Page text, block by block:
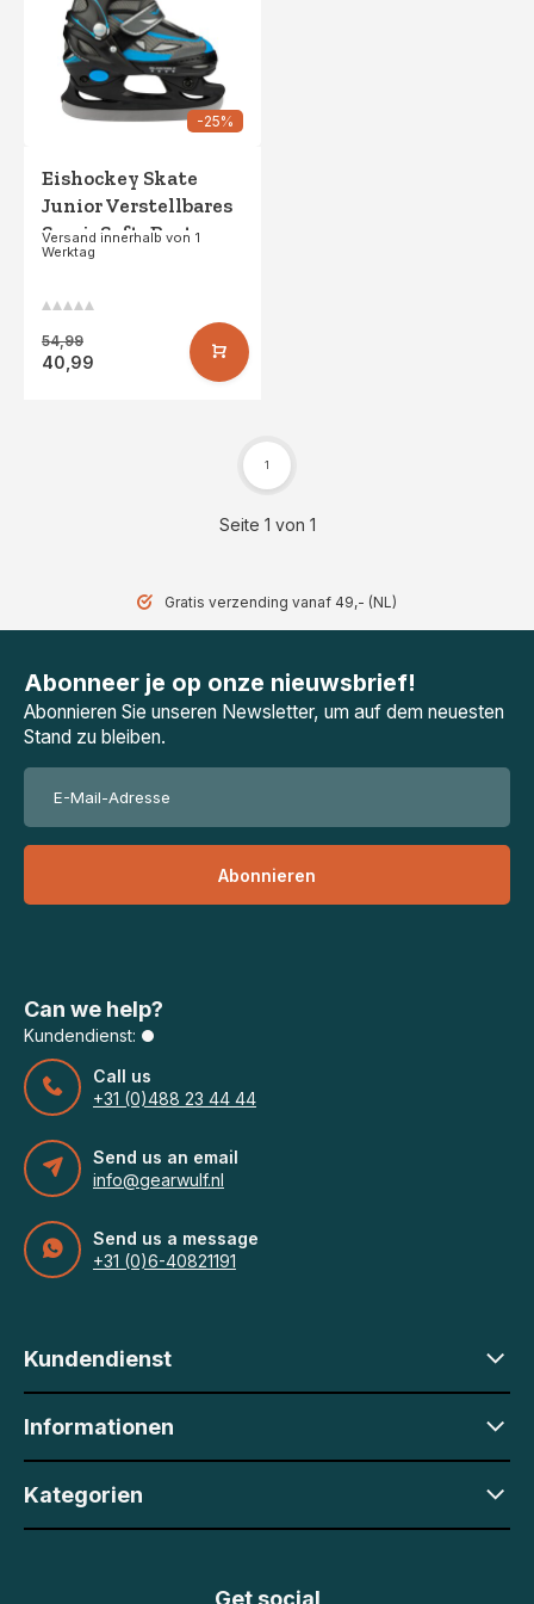
-25%
Eishockey Skate
Junior Verstellbares
Semi -Soft -Boot •
Galgary -
Versand innerhalb von 1
Werktag
54,99
40,99
Seite 1 von 1
1
Gratis verzending vanaf 49,- (NL)
Abonneer je op onze nieuwsbrief!
Abonnieren Sie unseren Newsletter, um auf dem neuesten
Stand zu bleiben.
Abonnieren
Can we help?
Kundendienst:
Call us
+31 (0)488 23 44 44
Send us an email
info@gearwulf.nl
Send us a message
+31 (0)6-40821191
Kundendienst
Informationen
Kategorien
Get social